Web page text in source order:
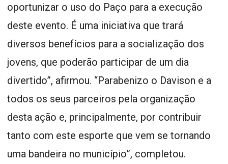
oportunizar o uso do Paço para a execução
deste evento. É uma iniciativa que trará
diversos benefícios para a socialização dos
jovens, que poderão participar de um dia
divertido”, afirmou. “Parabenizo o Davison e a
todos os seus parceiros pela organização
desta ação e, principalmente, por contribuir
tanto com este esporte que vem se tornando
uma bandeira no município”, completou.